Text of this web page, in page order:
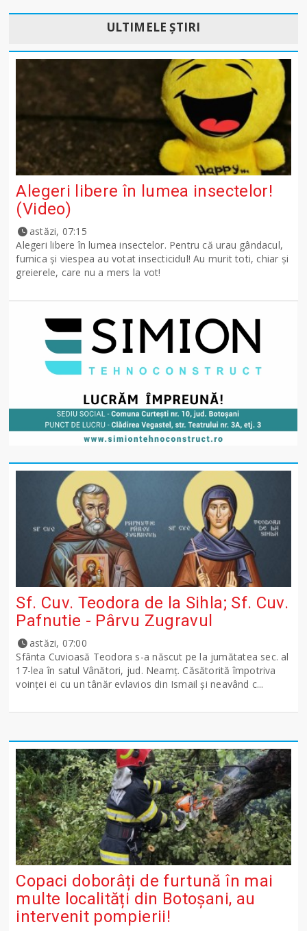
ULTIMELE ȘTIRI
Alegeri libere în lumea insectelor!
(Video)
astăzi, 07:15
Alegeri libere în lumea insectelor. Pentru că urau gândacul,
furnica și viespea au votat insecticidul! Au murit toti, chiar și
greierele, care nu a mers la vot!
Sf. Cuv. Teodora de la Sihla; Sf. Cuv.
Pafnutie - Pârvu Zugravul
astăzi, 07:00
Sfânta Cuvioasă Teodora s-a născut pe la jumătatea sec. al
17-lea în satul Vânători, jud. Neamţ. Căsătorită împotriva
voinţei ei cu un tânăr evlavios din Ismail şi neavând c...
Copaci doborâți de furtună în mai
multe localități din Botoșani, au
intervenit pompierii!